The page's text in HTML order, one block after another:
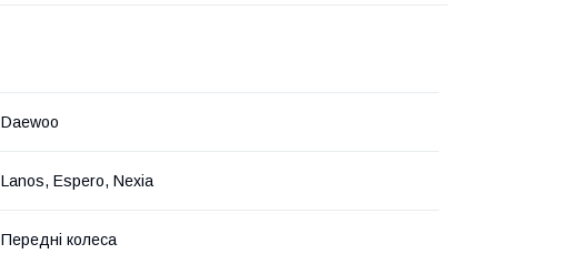
Daewoo
Lanos, Espero, Nexia
Передні колеса